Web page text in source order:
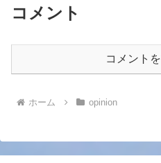
コメント
コメント
ホーム opinion